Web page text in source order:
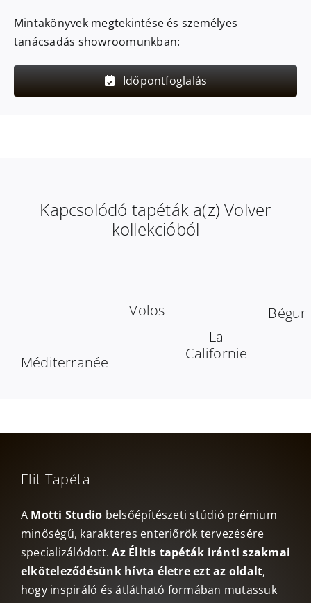
Mintakönyvek megtekintése és személyes
tanácsadás showroomunkban:
Időpontfoglalás
Kapcsolódó tapéták a(z) Volver
kollekcióból
Méditerranée
Volos
La
Californie
Bégur
Elit Tapéta
A Motti Studio belsőépítészeti stúdió prémium
minőségű, karakteres enteriőrök tervezésére
specializálódott.Az Élitis tapéták iránti szakmai
elköteleződésünk hívta életre ezt az oldalt,
hogy inspiráló és átlátható formában mutassuk